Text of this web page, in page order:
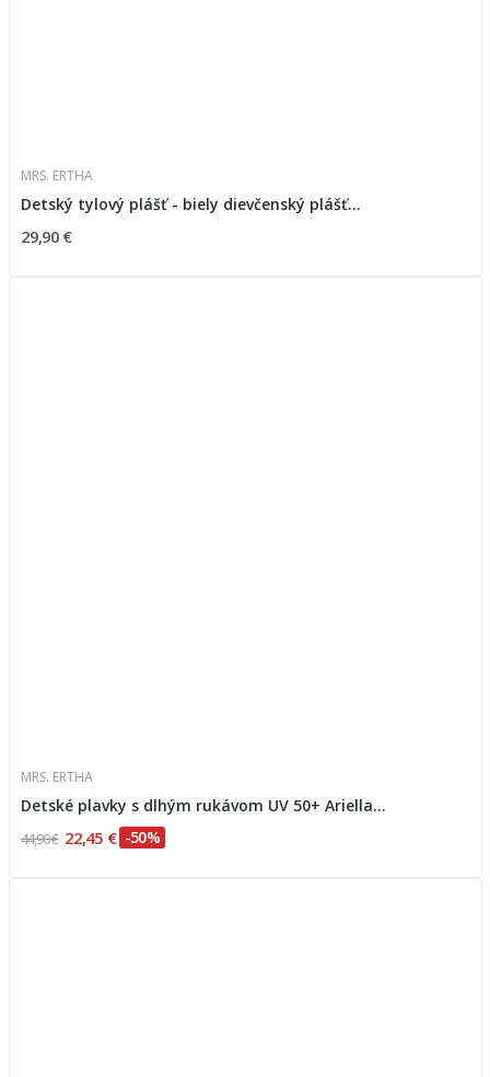
MRS. ERTHA
Detský tylový plášť - biely dievčenský plášť...
29,90 €
MRS. ERTHA
Detské plavky s dlhým rukávom UV 50+ Ariella...
44,90 € 22,45 € -50%